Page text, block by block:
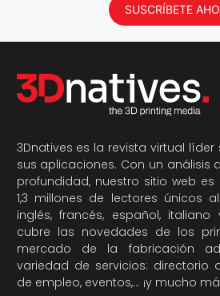
SUSCRÍBETE
3Dnatives es la revista virtual
sus aplicaciones. Con un análisis
profundidad, nuestro sitio web
1,3 millones de lectores únicos
inglés, francés, español, italiano
cubre las novedades de los
mercado de la fabricación
variedad de servicios: directorio
de empleo, eventos,… ¡y mucho